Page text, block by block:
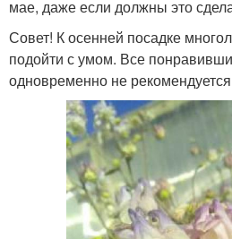
мае, даже если должны это
Совет! К осенней посадке
подойти с умом. Все
одновременно не